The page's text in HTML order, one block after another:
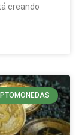
creando